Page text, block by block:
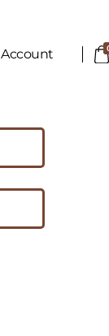
Account